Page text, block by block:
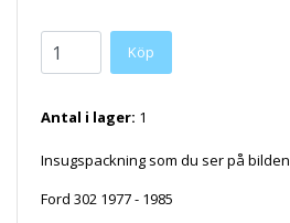
Antal i lager: 1
Insugspackning som du ser på bilden
Ford 302 1977 - 1985